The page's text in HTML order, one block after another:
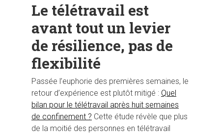
Le télétravail est
avant tout un levier
de résilience, pas de
flexibilité
Passée l’euphorie des premières semaines, le
retour d’expérience est plutôt mitigé : Quel
bilan pour le télétravail après huit semaines
de confinement ? Cette étude révèle que plus
de la moitié des personnes en télétravail